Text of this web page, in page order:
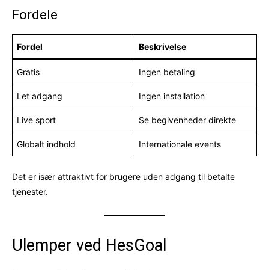
Fordele
Fordel Beskrivelse
Gratis Ingen betaling
Let adgang Ingen installation
Live sport Se begivenheder direkte
Globalt indhold Internationale events
Det er især attraktivt for brugere uden adgang til betalte
tjenester.
Ulemper ved HesGoal